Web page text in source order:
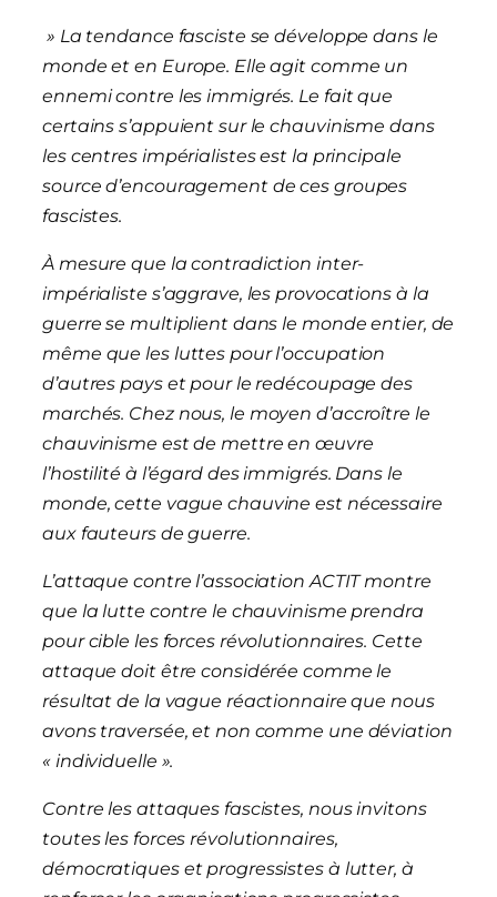
» La tendance fasciste se développe dans le
monde et en Europe. Elle agit comme un
ennemi contre les immigrés. Le fait que
certains s’appuient sur le chauvinisme dans
les centres impérialistes est la principale
source d’encouragement de ces groupes
fascistes.
À mesure que la contradiction inter-
impérialiste s’aggrave, les provocations à la
guerre se multiplient dans le monde entier, de
même que les luttes pour l’occupation
d’autres pays et pour le redécoupage des
marchés. Chez nous, le moyen d’accroître le
chauvinisme est de mettre en œuvre
l’hostilité à l’égard des immigrés. Dans le
monde, cette vague chauvine est nécessaire
aux fauteurs de guerre.
L’attaque contre l’association ACTIT montre
que la lutte contre le chauvinisme prendra
pour cible les forces révolutionnaires. Cette
attaque doit être considérée comme le
résultat de la vague réactionnaire que nous
avons traversée, et non comme une déviation
« individuelle ».
Contre les attaques fascistes, nous invitons
toutes les forces révolutionnaires,
démocratiques et progressistes à lutter, à